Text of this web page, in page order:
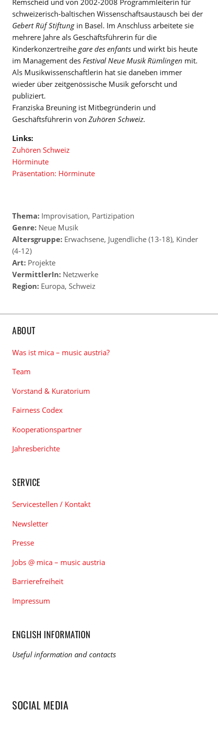
schweizerisch-baltischen Wissenschaftsaustausch bei der
Gebert Rüf Stiftung in Basel. Im Anschluss arbeitete sie
mehrere Jahre als Geschäftsführerin für die
Kinderkonzertreihe gare des enfants und wirkt bis heute
im Management des Festival Neue Musik Rümlingen mit.
Als Musikwissenschaftlerin hat sie daneben immer
wieder über zeitgenössische Musik geforscht und
publiziert.
Franziska Breuning ist Mitbegründerin und
Geschäftsführerin von Zuhören Schweiz.
Links:
Zuhören Schweiz
Hörminute
Präsentation: Hörminute
Thema: Improvisation, Partizipation
Genre: Neue Musik
Altersgruppe: Erwachsene, Jugendliche (13-18), Kinder
(4-12)
Art: Projekte
VermittlerIn: Netzwerke
Region: Europa, Schweiz
ABOUT
Was ist mica – music austria?
Team
Vorstand & Kuratorium
Fairness Codex
Kooperationspartner
Jahresberichte
SERVICE
Servicestellen / Kontakt
Newsletter
Presse
Jobs @ mica – music austria
Barrierefreiheit
Impressum
ENGLISH INFORMATION
Useful information and contacts
SOCIAL MEDIA